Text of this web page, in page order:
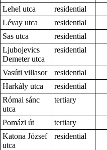
Lehel utca
residential
Lévay utca residential
Sas utca residential
Ljubojevics
Demeter utca
residential
Vasúti villasor residential
Harkály utca
residential
Római sánc
utca
tertiary
Pomázi út tertiary
Katona József
utca
residential